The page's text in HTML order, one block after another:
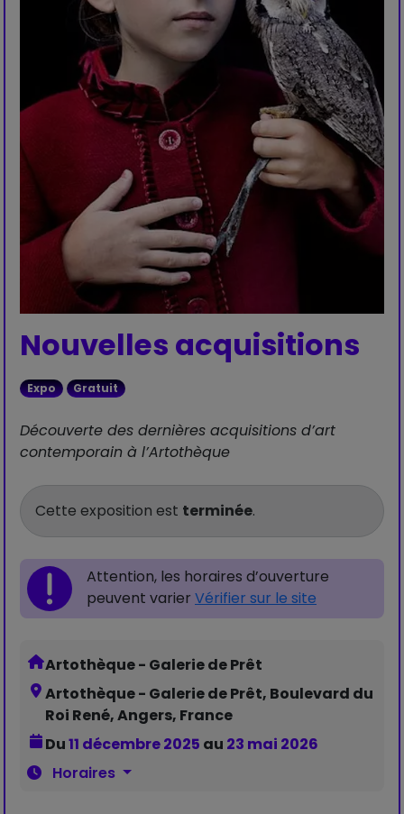
Nouvelles acquisitions
Expo Gratuit
Découverte des dernières acquisitions d’art
contemporain à l’Artothèque
Cette exposition est terminée.
Attention, les horaires d’ouverture
peuvent varier Vérifier sur le site
Artothèque - Galerie de Prêt
Artothèque - Galerie de Prêt, Boulevard du
Roi René, Angers, France
Du11 décembre 2025 au 23 mai 2026
Horaires